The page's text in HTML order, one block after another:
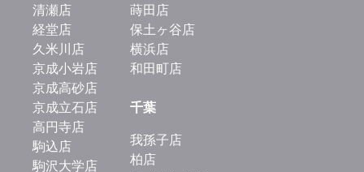
清瀬店
経堂店
久米川店
京成小岩店
京成高砂店
京成立石店
高円寺店
駒込店
駒沢大学店
蒔田店
保土ヶ谷店
横浜店
和田町店
千葉
我孫子店
柏店